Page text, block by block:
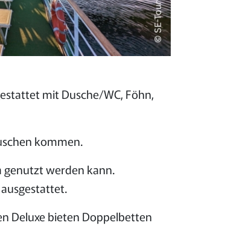
mit Dusche/WC, Föhn,
kommen.
genutzt werden kann.
Deluxe bieten Doppelbetten